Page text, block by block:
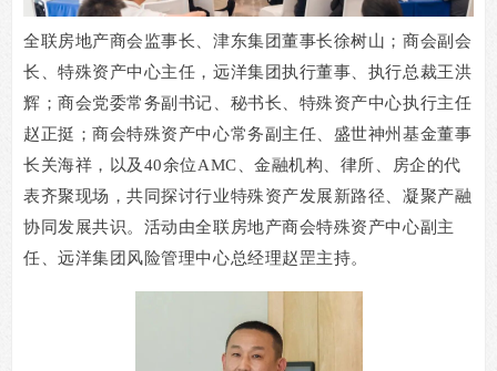
全联房地产商会监事长、津东集团董事长徐树山；商会副会
长、特殊资产中心主任，远洋集团执行董事、执行总裁王洪
辉；商会党委常务副书记、秘书长、特殊资产中心执行主任
赵正挺；商会特殊资产中心常务副主任、盛世神州基金董事
长关海祥，以及 40余位AMC、金融机构、律所、房企的代
表齐聚现场，共同探讨行业特殊资产发展新路径、凝聚产融
协同发展共识。活动由全联房地产商会特殊资产中心副主
任、远洋集团风险管理中心总经理赵罡主持。